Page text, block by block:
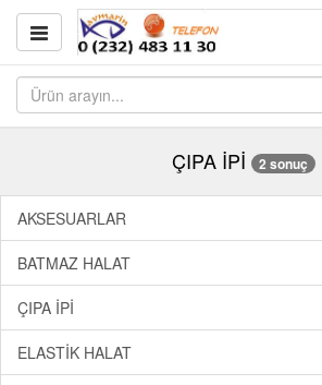
ÇIPA İPİ 2 sonuç
AKSESUARLAR
BATMAZ HALAT
ÇIPA İPİ
ELASTİK HALAT